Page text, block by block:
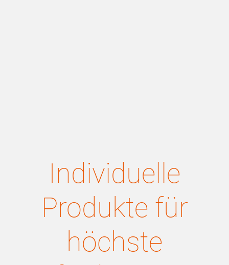
Individuelle
Produkte für
höchste